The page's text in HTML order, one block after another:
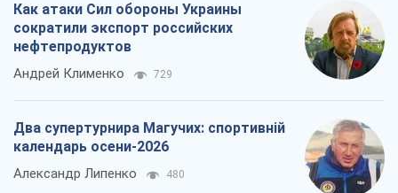
Как атаки Сил обороны Украины
сократили экспорт российских
нефтепродуктов
Андрей Клименко 729
Два супертурнира Магучих: спортивній
календарь осени-2026
Александр Липенко 480